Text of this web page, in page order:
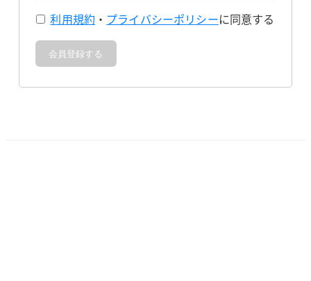
利用規約 ・ プライバシーポリシーに同意する
会員登録する